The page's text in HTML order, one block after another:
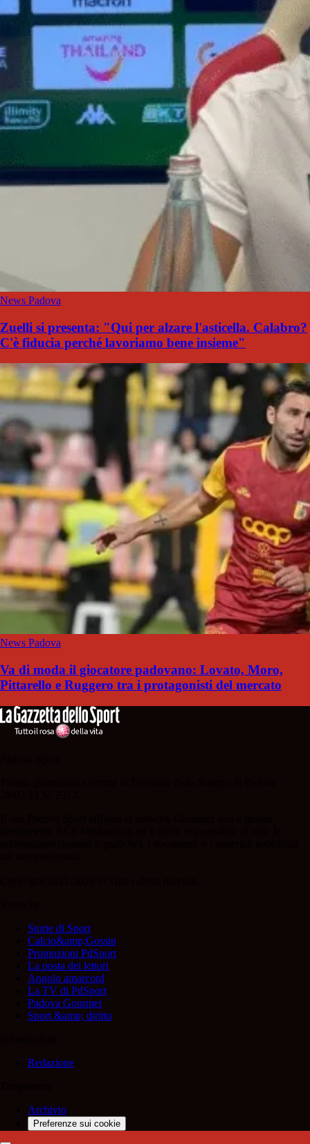
News Padova
Zuelli si presenta: "Qui per alzare l'asticella. Calabro?
C'è fiducia perché lavoriamo bene insieme"
News Padova
Va di moda il giocatore padovano: Lovato, Moro,
Pittarello e Ruggero tra i protagonisti del mercato
Storie di Sport
Calcio&amp;Gossip
Promozioni PdSport
La posta dei lettori
Angolo amarcord
La TV di PdSport
Padova Gourmet
Sport &amp; diritto
Redazione
Archivio
Preferenze sui cookie